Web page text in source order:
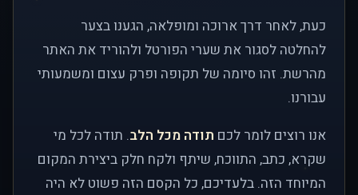
כעת, לאחר דרך ארוכה ומופלאה, הגענו בצער
להחלטה לסגור את שערי הפורטל ולהוריד את האתר
מהרשת. זהו סיומה של תקופה ופרק עצום ומשמעותי
עבורנו.
אנו רוצים לומר לכם תודה מכל הלב. תודה לכל מי
שקרא, כתב, התווכח, שיתף ולקח חלק ביצירת המקום
המיוחד הזה. בלעדיכם, כל הקסם הזה פשוט לא היה